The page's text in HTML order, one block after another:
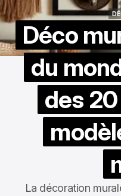
Déco
du
des
La décoration